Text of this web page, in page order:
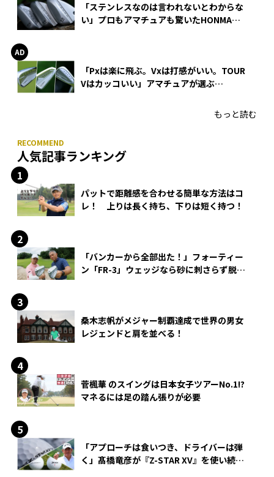
「ステンレスなのは言われないとわからな
い」プロもアマチュアも驚いたHONMA
「Pxは楽に飛ぶ。Vxは打感がいい。TOUR
Vはカッコいい」アマチュアが選ぶ
もっと読む
人気記事ランキング
パットで距離感を合わせる簡単な方法はコ
レ！ 上りは長く持ち、下りは短く持つ！
「バンカーから全部出た！」フォーティー
ン「FR-3」ウェッジなら砂に刺さらず脱出
桑木志帆がメジャー制覇達成で世界の男女
レジェンドと肩を並べる！
菅楓華 のスイングは日本女子ツアーNo.1!?
マネるには足の踏ん張りが必要
「アプローチは食いつき、ドライバーは弾
く」髙橋竜彦が『Z-STAR XV』を使い続け